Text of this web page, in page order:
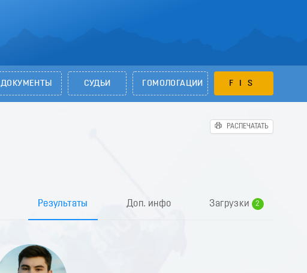
ДОКУМЕНТЫ СУДЬИ ГОМОЛОГАЦИИ FIS
РАСПЕЧАТАТЬ
Результаты Доп. инфо Загрузки
2